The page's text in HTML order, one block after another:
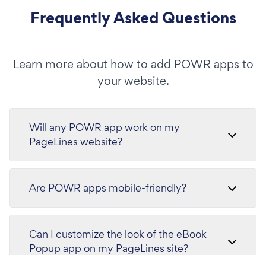
Frequently Asked Questions
Learn more about how to add POWR apps to
your website.
Will any POWR app work on my
PageLines website?
Are POWR apps mobile-friendly?
Can I customize the look of the eBook
Popup app on my PageLines site?